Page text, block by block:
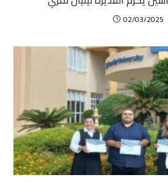
02/03/2025